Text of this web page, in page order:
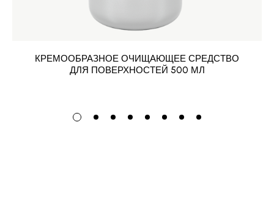
КРЕМООБРАЗНОЕ ОЧИЩАЮЩЕЕ СРЕДСТВО
ДЛЯ ПОВЕРХНОСТЕЙ 500 МЛ